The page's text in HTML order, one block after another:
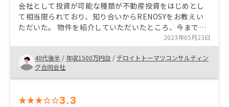
会社として投資が可能な種類が不動産投資をはじめとし
て相当限られており、知り合いからRENOSYをお教えい
ただいた。 物件を紹介していただいたところ、今まで紹
介いただいた物件よりも投資対効果が得られると感じて
購入を決めた
2023年05月23日
40代後半 / 年収1500万円台 / デロイトトーマツコンサルティン
グ合同会社
3.3